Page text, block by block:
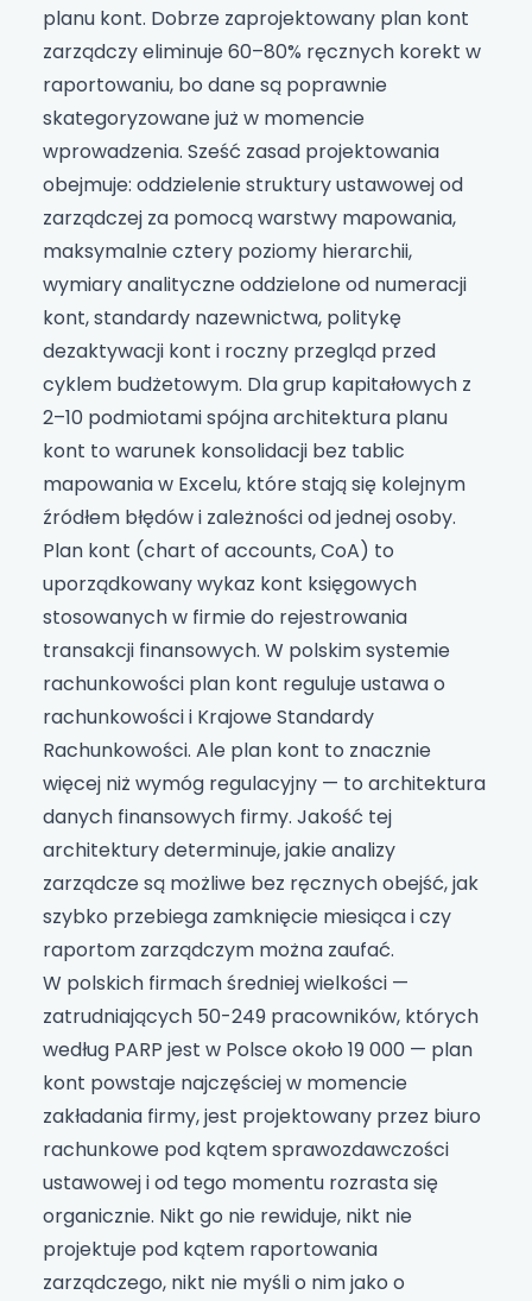
planu kont. Dobrze zaprojektowany plan kont
zarządczy eliminuje 60–80% ręcznych korekt w
raportowaniu, bo dane są poprawnie
skategoryzowane już w momencie
wprowadzenia. Sześć zasad projektowania
obejmuje: oddzielenie struktury ustawowej od
zarządczej za pomocą warstwy mapowania,
maksymalnie cztery poziomy hierarchii,
wymiary analityczne oddzielone od numeracji
kont, standardy nazewnictwa, politykę
dezaktywacji kont i roczny przegląd przed
cyklem budżetowym. Dla grup kapitałowych z
2–10 podmiotami spójna architektura planu
kont to warunek konsolidacji bez tablic
mapowania w Excelu, które stają się kolejnym
źródłem błędów i zależności od jednej osoby.
Plan kont (chart of accounts, CoA) to
uporządkowany wykaz kont księgowych
stosowanych w firmie do rejestrowania
transakcji finansowych. W polskim systemie
rachunkowości plan kont reguluje ustawa o
rachunkowości i Krajowe Standardy
Rachunkowości. Ale plan kont to znacznie
więcej niż wymóg regulacyjny — to architektura
danych finansowych firmy. Jakość tej
architektury determinuje, jakie analizy
zarządcze są możliwe bez ręcznych obejść, jak
szybko przebiega zamknięcie miesiąca i czy
raportom zarządczym można zaufać.
W polskich firmach średniej wielkości —
zatrudniających 50-249 pracowników, których
według PARP jest w Polsce około 19 000 — plan
kont powstaje najczęściej w momencie
zakładania firmy, jest projektowany przez biuro
rachunkowe pod kątem sprawozdawczości
ustawowej i od tego momentu rozrasta się
organicznie. Nikt go nie rewiduje, nikt nie
projektuje pod kątem raportowania
zarządczego, nikt nie myśli o nim jako o